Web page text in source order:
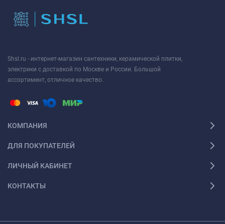
Shsl.ru - интернет-магазин сантехники, керамической плитки,
электрики с доставкой по Москве и России. Большой
ассортимент, отличное качество.
КОМПАНИЯ
ДЛЯ ПОКУПАТЕЛЕЙ
ЛИЧНЫЙ КАБИНЕТ
КОНТАКТЫ